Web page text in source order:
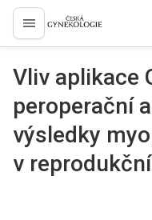
proLékaře.cz
Vliv aplikace
peroperační
výsledky
v